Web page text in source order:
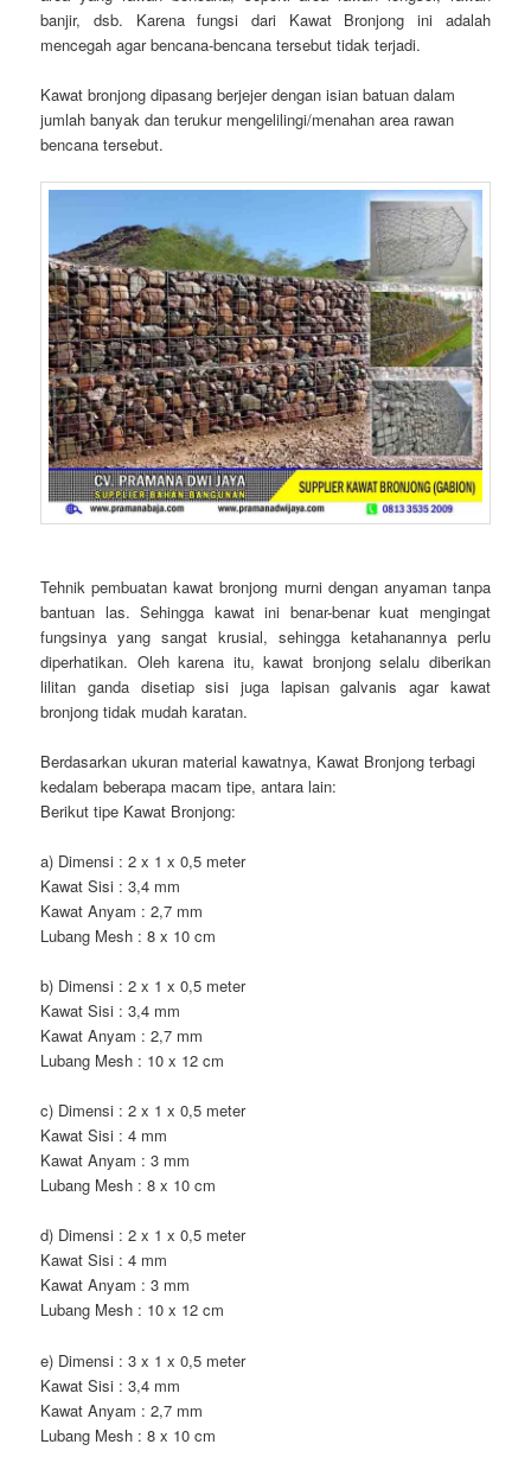
banjir, dsb. Karena fungsi dari Kawat Bronjong ini adalah
mencegah agar bencana-bencana tersebut tidak terjadi.
Kawat bronjong dipasang berjejer dengan isian batuan dalam
jumlah banyak dan terukur mengelilingi/menahan area rawan
bencana tersebut.
Tehnik pembuatan kawat bronjong murni dengan anyaman tanpa
bantuan las. Sehingga kawat ini benar-benar kuat mengingat
fungsinya yang sangat krusial, sehingga ketahanannya perlu
diperhatikan. Oleh karena itu, kawat bronjong selalu diberikan
lilitan ganda disetiap sisi juga lapisan galvanis agar kawat
bronjong tidak mudah karatan.
Berdasarkan ukuran material kawatnya, Kawat Bronjong terbagi
kedalam beberapa macam tipe, antara lain:
Berikut tipe Kawat Bronjong:
a) Dimensi : 2 x 1 x 0,5 meter
Kawat Sisi : 3,4 mm
Kawat Anyam : 2,7 mm
Lubang Mesh : 8 x 10 cm
b) Dimensi : 2 x 1 x 0,5 meter
Kawat Sisi : 3,4 mm
Kawat Anyam : 2,7 mm
Lubang Mesh : 10 x 12 cm
c) Dimensi : 2 x 1 x 0,5 meter
Kawat Sisi : 4 mm
Kawat Anyam : 3 mm
Lubang Mesh : 8 x 10 cm
d) Dimensi : 2 x 1 x 0,5 meter
Kawat Sisi : 4 mm
Kawat Anyam : 3 mm
Lubang Mesh : 10 x 12 cm
e) Dimensi : 3 x 1 x 0,5 meter
Kawat Sisi : 3,4 mm
Kawat Anyam : 2,7 mm
Lubang Mesh : 8 x 10 cm